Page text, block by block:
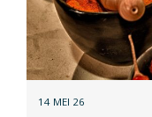
14 MEI 26